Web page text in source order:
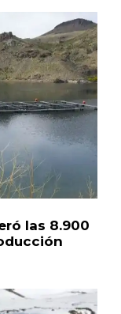
las 8.900